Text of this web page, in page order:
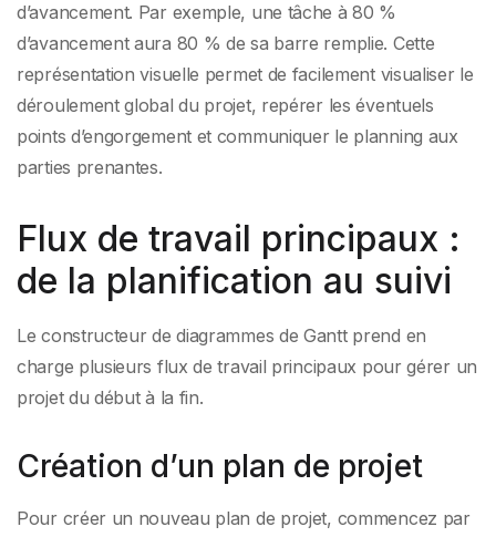
d’avancement. Par exemple, une tâche à 80 %
d’avancement aura 80 % de sa barre remplie. Cette
représentation visuelle permet de facilement visualiser le
déroulement global du projet, repérer les éventuels
points d’engorgement et communiquer le planning aux
parties prenantes.
Flux de travail principaux :
de la planification au suivi
Le constructeur de diagrammes de Gantt prend en
charge plusieurs flux de travail principaux pour gérer un
projet du début à la fin.
Création d’un plan de projet
Pour créer un nouveau plan de projet, commencez par